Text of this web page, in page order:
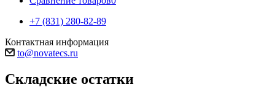
+7 (831) 280-82-89
Контактная информация
to@novatecs.ru
Складские остатки